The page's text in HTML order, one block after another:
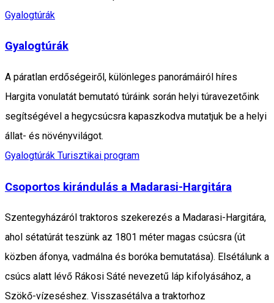
Gyalogtúrák
Gyalogtúrák
A páratlan erdőségeiről, különleges panorámáiról híres
Hargita vonulatát bemutató túráink során helyi túravezetőink
segítségével a hegycsúcsra kapaszkodva mutatjuk be a helyi
állat- és növényvilágot.
Gyalogtúrák Turisztikai program
Csoportos kirándulás a Madarasi-Hargitára
Szentegyházáról traktoros szekerezés a Madarasi-Hargitára,
ahol sétatúrát teszünk az 1801 méter magas csúcsra (út
közben áfonya, vadmálna és boróka bemutatása). Elsétálunk a
csúcs alatt lévő Rákosi Sáté nevezetű láp kifolyásához, a
Szökő-vízeséshez. Visszasétálva a traktorhoz